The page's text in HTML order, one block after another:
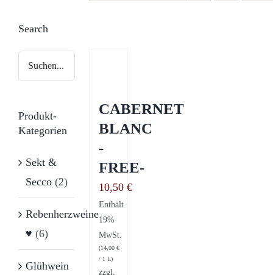
CABERNET
BLANC
-
FREE-
10,50€
Enthält
19%
MwSt.
(14,00€
/ 1 L)
zzgl.
Search
Produkt-
Kategorien
Sekt &
Secco (2)
Rebenherzweine
♥ (6)
Glühwein